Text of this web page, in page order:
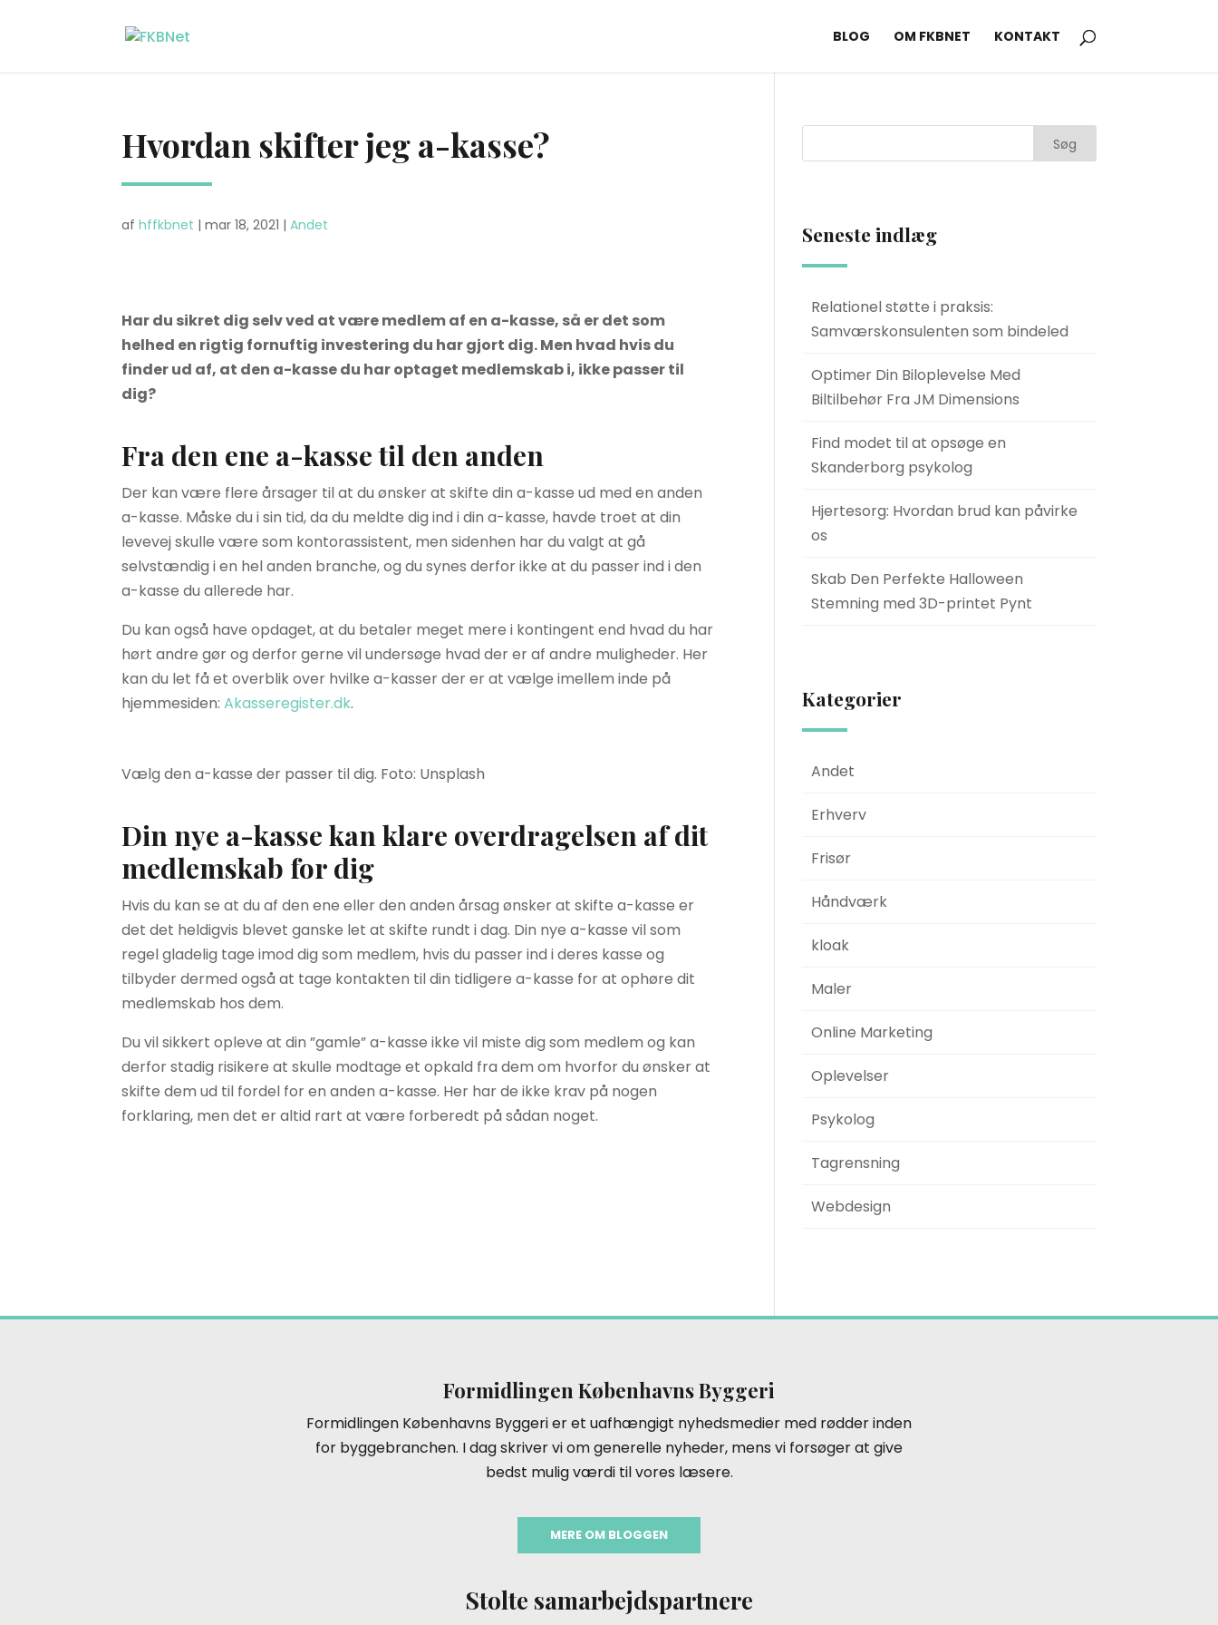
BLOG OM FKBNET KONTAKT
Hvordan skifter jeg a-kasse?
afhffkbnet |mar 18, 2021 |Andet
Har du sikret dig selv ved at være medlem af en a-kasse, så er det som
helhed en rigtig fornuftig investering du har gjort dig. Men hvad hvis du
finder ud af, at den a-kasse du har optaget medlemskab i, ikke passer til
dig?
Fra den ene a-kasse til den anden
Der kan være flere årsager til at du ønsker at skifte din a-kasse ud med en anden
a-kasse. Måske du i sin tid, da du meldte dig ind i din a-kasse, havde troet at din
levevej skulle være som kontorassistent, men sidenhen har du valgt at gå
selvstændig i en hel anden branche, og du synes derfor ikke at du passer ind i den
a-kasse du allerede har.
Du kan også have opdaget, at du betaler meget mere i kontingent end hvad du har
hørt andre gør og derfor gerne vil undersøge hvad der er af andre muligheder. Her
kan du let få et overblik over hvilke a-kasser der er at vælge imellem inde på
hjemmesiden:Akasseregister.dk.
Vælg den a-kasse der passer til dig. Foto: Unsplash
Din nye a-kasse kan klare overdragelsen af dit
medlemskab for dig
Hvis du kan se at du af den ene eller den anden årsag ønsker at skifte a-kasse er
det det heldigvis blevet ganske let at skifte rundt i dag. Din nye a-kasse vil som
regel gladelig tage imod dig som medlem, hvis du passer ind i deres kasse og
tilbyder dermed også at tage kontakten til din tidligere a-kasse for at ophøre dit
medlemskab hos dem.
Du vil sikkert opleve at din ”gamle” a-kasse ikke vil miste dig som medlem og kan
derfor stadig risikere at skulle modtage et opkald fra dem om hvorfor du ønsker at
skifte dem ud til fordel for en anden a-kasse. Her har de ikke krav på nogen
forklaring, men det er altid rart at være forberedt på sådan noget.
Seneste indlæg
Relationel støtte i praksis:
Samværskonsulenten som bindeled
Optimer Din Biloplevelse Med
Biltilbehør Fra JM Dimensions
Find modet til at opsøge en
Skanderborg psykolog
Hjertesorg: Hvordan brud kan påvirke
os
Skab Den Perfekte Halloween
Stemning med 3D-printet Pynt
Kategorier
Andet
Erhverv
Frisør
Håndværk
kloak
Maler
Online Marketing
Oplevelser
Psykolog
Tagrensning
Webdesign
Formidlingen Københavns Byggeri
Formidlingen Københavns Byggeri er et uafhængigt nyhedsmedier med rødder inden
for byggebranchen. I dag skriver vi om generelle nyheder, mens vi forsøger at give
bedst mulig værdi til vores læsere.
MERE OM BLOGGEN
Stolte samarbejdspartnere